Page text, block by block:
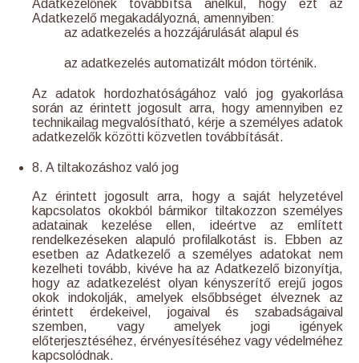
Adatkezelőnek továbbítsa anélkül, hogy ezt az
Adatkezelő megakadályozná, amennyiben:
az adatkezelés a hozzájárulását alapul és
az adatkezelés automatizált módon történik.
Az adatok hordozhatóságához való jog gyakorlása
során az érintett jogosult arra, hogy amennyiben ez
technikailag megvalósítható, kérje a személyes adatok
adatkezelők közötti közvetlen továbbítását.
8. A tiltakozáshoz való jog
Az érintett jogosult arra, hogy a saját helyzetével
kapcsolatos okokból bármikor tiltakozzon személyes
adatainak kezelése ellen, ideértve az említett
rendelkezéseken alapuló profilalkotást is. Ebben az
esetben az Adatkezelő a személyes adatokat nem
kezelheti tovább, kivéve ha az Adatkezelő bizonyítja,
hogy az adatkezelést olyan kényszerítő erejű jogos
okok indokolják, amelyek elsőbbséget élveznek az
érintett érdekeivel, jogaival és szabadságaival
szemben, vagy amelyek jogi igények
előterjesztéséhez, érvényesítéséhez vagy védelméhez
kapcsolódnak.